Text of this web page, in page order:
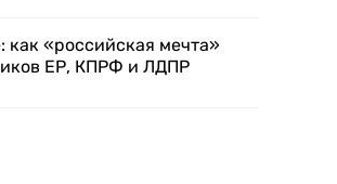
как «российская мечта»
ЕР, КПРФ и ЛДПР